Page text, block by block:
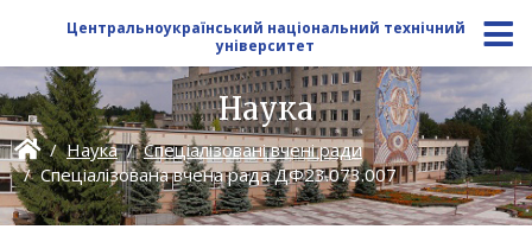
Центральноукраїнський національний технічний
університет
Наука
Наука
Спеціалізовані вчені ради
Спеціалізована вчена рада ДФ23.073.007